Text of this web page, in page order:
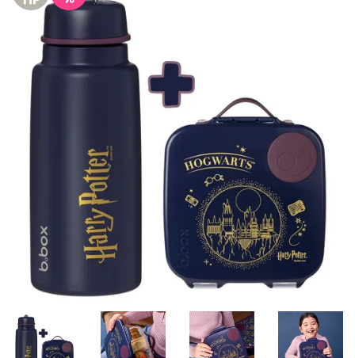
Misky, príbory
Skladovanie potravín
Výbava na príkrmy
Detské nože a krájače